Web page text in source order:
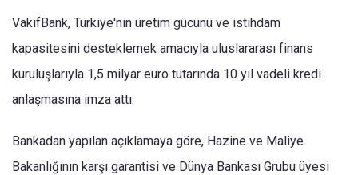
VakıfBank, Türkiye'nin üretim gücünü ve istihdam
kapasitesini desteklemek amacıyla uluslararası finans
kuruluşlarıyla 1,5 milyar euro tutarında 10 yıl vadeli kredi
anlaşmasına imza attı.
Bankadan yapılan açıklamaya göre, Hazine ve Maliye
Bakanlığının karşı garantisi ve Dünya Bankası Grubu üyesi